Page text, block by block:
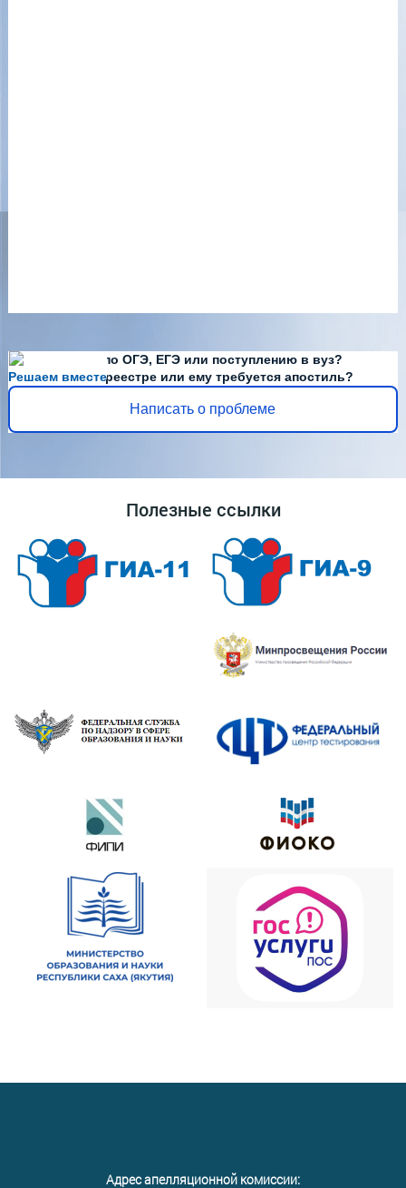
Решаем вместе
Есть вопросы по ОГЭ, ЕГЭ или поступлению в вуз?
Диплома нет в реестре или ему требуется апостиль?
Написать о проблеме
Полезные ссылки
Адрес апелляционной комиссии: